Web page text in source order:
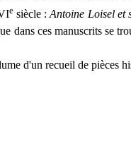
esiècle :Antoine Loisel et
ces manuscrits se
d'un recueil de pièces